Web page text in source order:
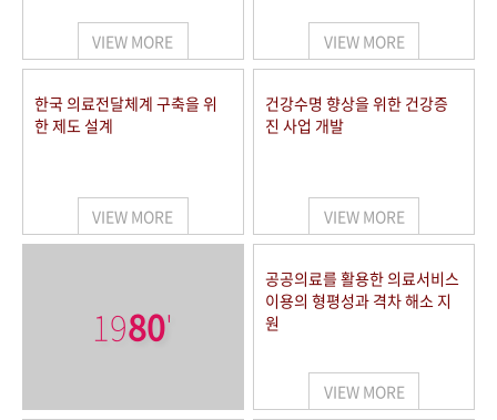
VIEW MORE VIEW MORE
한국 의료전달체계 구축을 위
한 제도 설계
VIEW MORE
건강수명 향상을 위한 건강증
진 사업 개발
VIEW MORE
1980'
공공의료를 활용한 의료서비스
이용의 형평성과 격차 해소 지
원
VIEW MORE